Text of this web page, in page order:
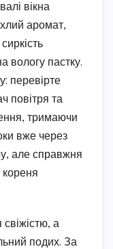
вікна
аромат,
вологу пастку.
перевірте
повітря та
тримаючи
вже через
але справжня
кореня
свіжістю, а
подих. За